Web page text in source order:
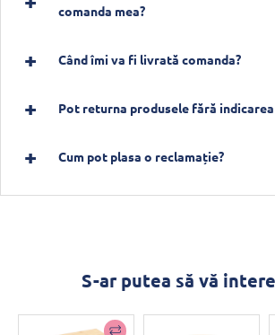
comanda mea?
Când îmi va fi livrată comanda?
Pot returna produsele fără
Cum pot plasa o reclamație?
S-ar putea să vă